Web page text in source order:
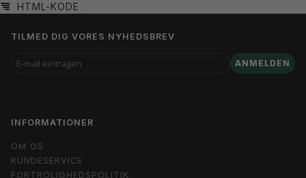
HTML-KODE
TILMED DIG VORES NYHEDSBREV
E-
MAIL
ANMELDEN
INFORMATIONER
OM OS
KUNDESERVICE
FORTROLIGHEDSPOLITIK